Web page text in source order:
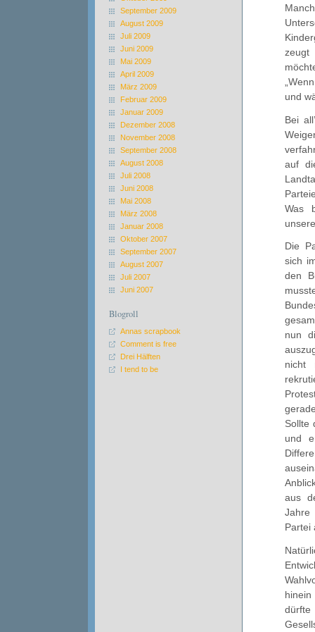
zeugt
und
Bei
auf
Was
Die
sich
den
nun
nicht
Sollte
und
aus
Jahre
Partei
September 2009
August 2009
Juli 2009
Juni 2009
Mai 2009
April 2009
März 2009
Februar 2009
Januar 2009
Dezember 2008
November 2008
September 2008
August 2008
Juli 2008
Juni 2008
Mai 2008
März 2008
Januar 2008
Oktober 2007
September 2007
August 2007
Juli 2007
Juni 2007
Blogroll
Annas scrapbook
Comment is free
Drei Hälften
I tend to be